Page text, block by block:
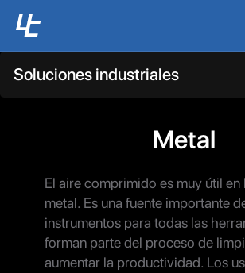
Soluciones industriales
Metal
El aire comprimido es muy útil en
metal. Es una fuente importante
instrumentos para todas las
forman parte del proceso de
aumentar la productividad. Los